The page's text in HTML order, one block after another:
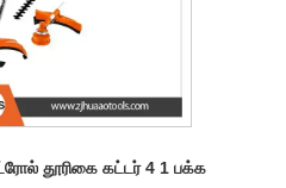
தூரிகை கட்டர் 4 1 பக்க